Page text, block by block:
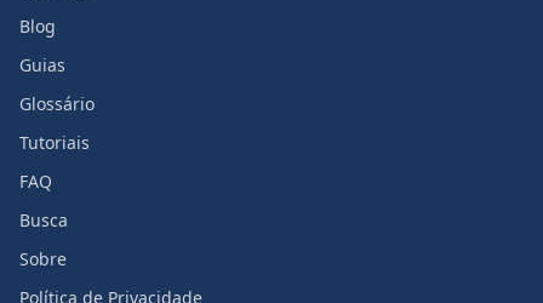
Blog
Guias
Glossário
Tutoriais
FAQ
Busca
Sobre
Política de Privacidade